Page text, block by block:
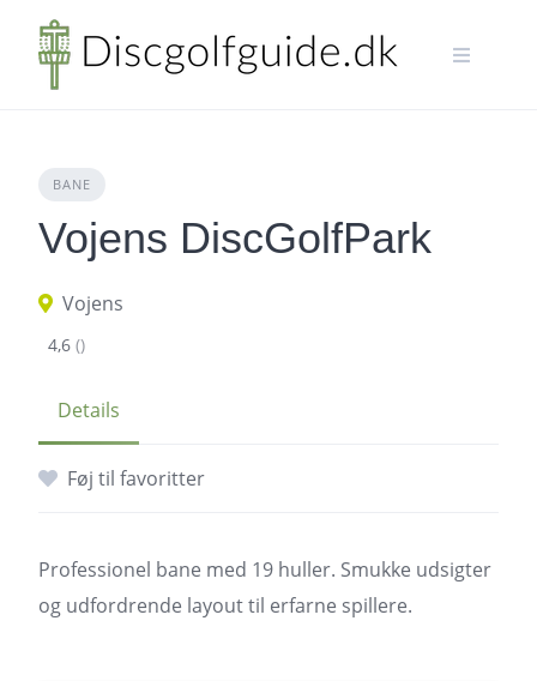
content
BANE
Vojens DiscGolfPark
Vojens
4,6 ()
Details
Føj til favoritter
Professionel bane med 19 huller. Smukke udsigter
og udfordrende layout til erfarne spillere.